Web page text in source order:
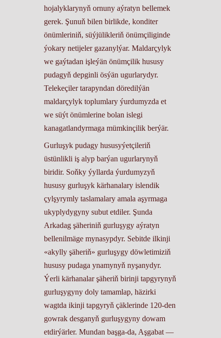
hojalyklarynyň ornuny aýratyn bellemek
gerek. Şunuň bilen birlikde, konditer
önümleriniň, süýjülikleriň önümçiliginde
ýokary netijeler gazanylýar. Maldarçylyk
we gaýtadan işleýän önümçilik hususy
pudagyň depginli ösýän ugurlarydyr.
Telekeçiler tarapyndan döredilýän
maldarçylyk toplumlary ýurdumyzda et
we süýt önümlerine bolan islegi
kanagatlandyrmaga mümkinçilik berýär.
Gurluşyk pudagy hususyýetçileriň
üstünlikli iş alyp barýan ugurlarynyň
biridir. Soňky ýyllarda ýurdumyzyň
hususy gurluşyk kärhanalary islendik
çylşyrymly taslamalary amala aşyrmaga
ukyplydygyny subut etdiler. Şunda
Arkadag şäheriniň gurluşygy aýratyn
bellenilmäge mynasypdyr. Sebitde ilkinji
«akylly şäheriň» gurluşygy döwletimiziň
hususy pudaga ynamynyň nyşanydyr.
Ýerli kärhanalar şäheriň birinji tapgyrynyň
gurluşygyny doly tamamlap, häzirki
wagtda ikinji tapgyryň çäklerinde 120-den
gowrak desganyň gurluşygyny dowam
etdirýärler. Mundan başga-da, Aşgabat —